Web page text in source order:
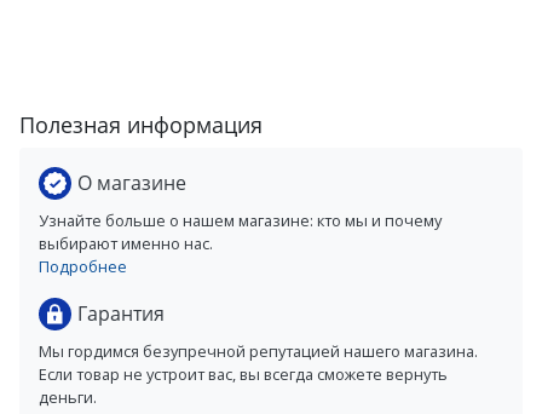
Полезная информация
О магазине
Узнайте больше о нашем магазине: кто мы и почему
выбирают именно нас.
Подробнее
Гарантия
Мы гордимся безупречной репутацией нашего магазина.
Если товар не устроит вас, вы всегда сможете вернуть
деньги.